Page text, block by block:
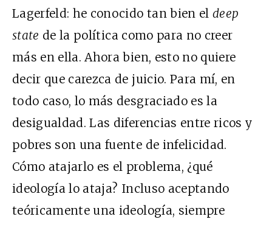
Lagerfeld: he conocido tan bien el deep
state de la política como para no creer
más en ella. Ahora bien, esto no quiere
decir que carezca de juicio. Para mí, en
todo caso, lo más desgraciado es la
desigualdad. Las diferencias entre ricos y
pobres son una fuente de infelicidad.
Cómo atajarlo es el problema, ¿qué
ideología lo ataja? Incluso aceptando
teóricamente una ideología, siempre